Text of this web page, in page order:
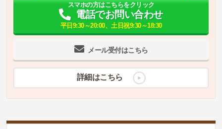
メール受付はこちら
スマホの方はこちらをクリック
電話でお問い合わせ
平日9:30～20:00、土日祝9:30～18:30
詳細はこちら